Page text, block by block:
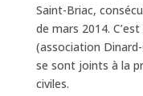
Saint-Briac,
de mars 2014. C’est
(association
se sont joints à la
civiles.